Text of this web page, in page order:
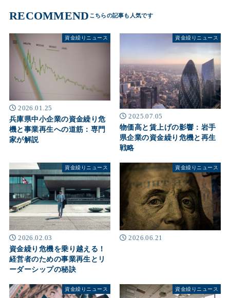
RECOMMEND
資金繰りニュース
2026.01.25
兵庫県中小企業の資金繰り危
機と事業再生への道筋：専門
家が解説
資金繰りニュース
2025.07.05
物価高と賃上げの影響：岩手
県企業の資金繰り危機と再生
戦略
資金繰りニュース
2026.02.03
資金繰り危機を乗り越える！
経営者のための事業再生とリ
ーダーシップの秘訣
資金繰りニュース
2026.06.21
資金繰りニュース 資金繰りニュース